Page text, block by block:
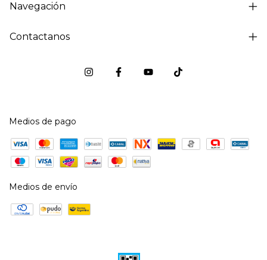
Navegación
Contactanos
Medios de pago
Medios de envío